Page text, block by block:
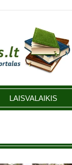
LAISVALAIKIS